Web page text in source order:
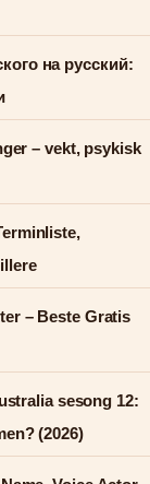
на русский:
– vekt, psykisk
– Beste Gratis
sesong 12:
(2026)